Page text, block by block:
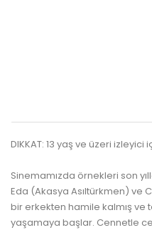
DIKKAT: 13 yaş ve üzeri izleyici
Sinemamızda örnekleri son
Eda (Akasya Asıltürkmen) ve
bir erkekten hamile kalmış ve
yaşamaya başlar. Cennetle